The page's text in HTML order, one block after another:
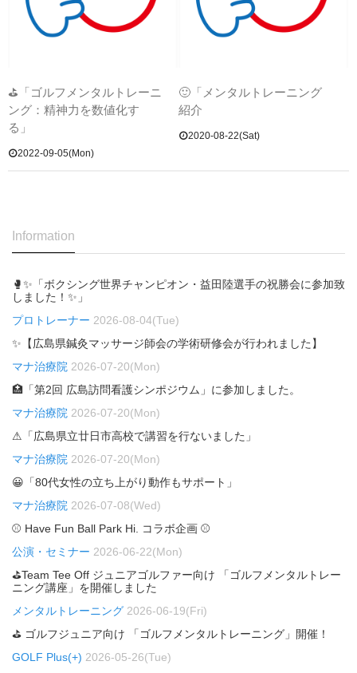
⛳「ゴルフメンタルトレーニ
ング：精神力を数値化す
る」
2022-09-05(Mon)
🙂「メンタルトレーニング
紹介
2020-08-22(Sat)
Information
🥊✨「ボクシング世界チャンピオン・益田陸選手の祝勝会に参加致
しました！✨」
プロトレーナー 2026-08-04(Tue)
✨【広島県鍼灸マッサージ師会の学術研修会が行われました】
マナ治療院 2026-07-20(Mon)
🏥「第2回 広島訪問看護シンポジウム」に参加しました。
マナ治療院 2026-07-20(Mon)
⚠「広島県立廿日市高校で講習を行ないました」
マナ治療院 2026-07-20(Mon)
😀「80代女性の立ち上がり動作もサポート」
マナ治療院 2026-07-08(Wed)
⚾ Have Fun Ball Park Hi. コラボ企画 ⚾
公演・セミナー 2026-06-22(Mon)
⛳Team Tee Off ジュニアゴルファー向け 「ゴルフメンタルトレー
ニング講座」を開催しました
メンタルトレーニング 2026-06-19(Fri)
⛳ ゴルフジュニア向け 「ゴルフメンタルトレーニング」開催！
GOLF Plus(+) 2026-05-26(Tue)